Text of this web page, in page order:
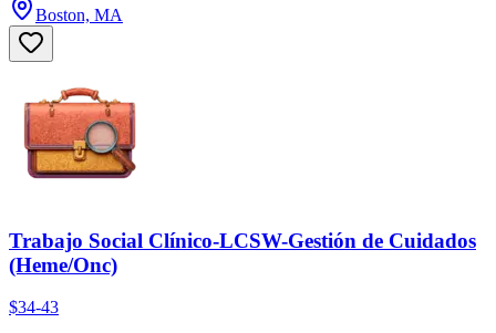
Boston, MA
Trabajo Social Clínico-LCSW-Gestión de Cuidados
(Heme/Onc)
$34-43